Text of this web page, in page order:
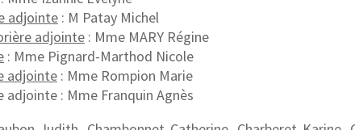
adjointe : M Patay Michel
adjointe : Mme MARY Régine
: Mme Pignard-Marthod Nicole
adjointe : Mme Rompion Marie
adjointe : Mme Franquin Agnès